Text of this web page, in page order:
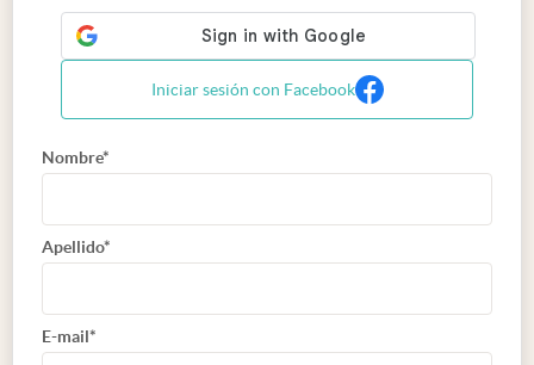
Iniciar sesión con Facebook
Nombre*
Apellido*
E-mail*